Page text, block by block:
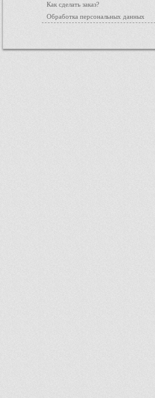
Как сделать заказ?
Обработка персональных данных